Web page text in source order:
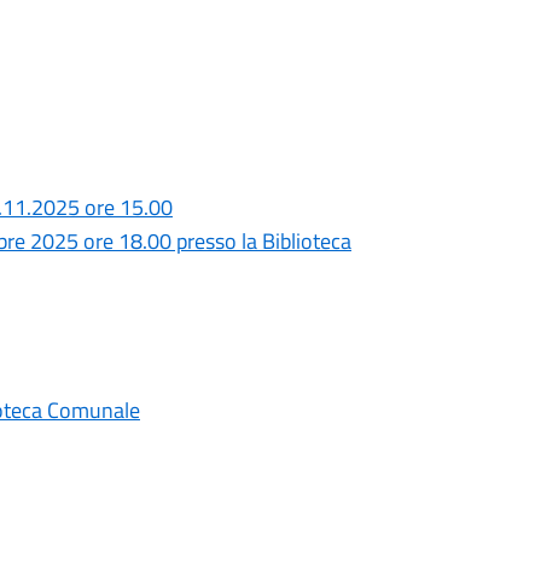
ore 15.00
2025 ore 18.00 presso la Biblioteca
Comunale